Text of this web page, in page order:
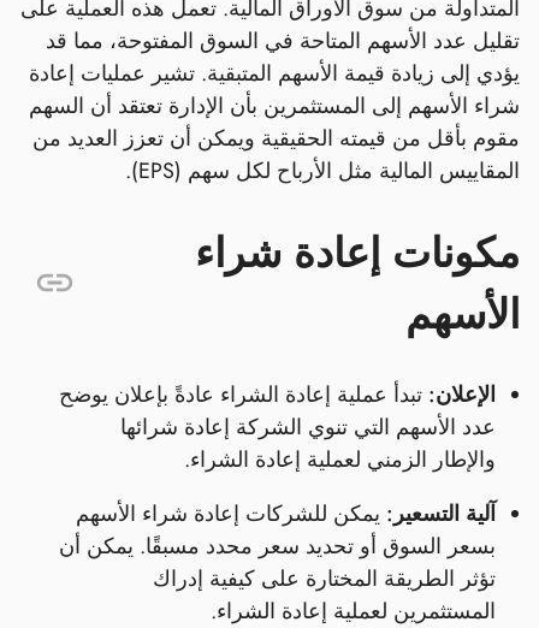
المتداولة من سوق الأوراق المالية. تعمل هذه العملية على
تقليل عدد الأسهم المتاحة في السوق المفتوحة، مما قد
يؤدي إلى زيادة قيمة الأسهم المتبقية. تشير عمليات إعادة
شراء الأسهم إلى المستثمرين بأن الإدارة تعتقد أن السهم
مقوم بأقل من قيمته الحقيقية ويمكن أن تعزز العديد من
المقاييس المالية مثل الأرباح لكل سهم (EPS).
مكونات إعادة شراء
الأسهم
الإعلان: تبدأ عملية إعادة الشراء عادةً بإعلان يوضح
عدد الأسهم التي تنوي الشركة إعادة شرائها
والإطار الزمني لعملية إعادة الشراء.
آلية التسعير: يمكن للشركات إعادة شراء الأسهم
بسعر السوق أو تحديد سعر محدد مسبقًا. يمكن أن
تؤثر الطريقة المختارة على كيفية إدراك
المستثمرين لعملية إعادة الشراء.